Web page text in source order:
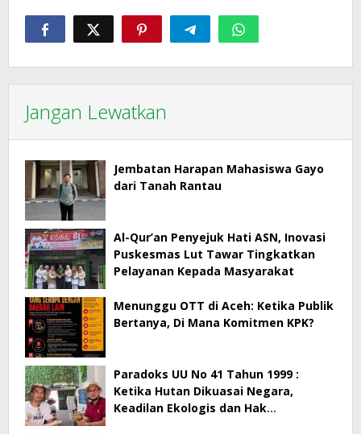
Jangan Lewatkan
Jembatan Harapan Mahasiswa Gayo
dari Tanah Rantau
Al-Qur’an Penyejuk Hati ASN, Inovasi
Puskesmas Lut Tawar Tingkatkan
Pelayanan Kepada Masyarakat
Menunggu OTT di Aceh: Ketika Publik
Bertanya, Di Mana Komitmen KPK?
Paradoks UU No 41 Tahun 1999 :
Ketika Hutan Dikuasai Negara,
Keadilan Ekologis dan Hak